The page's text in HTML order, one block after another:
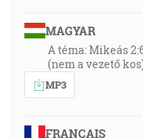
MAGYAR
A téma: Mikeás
(nem a vezető
MP3
FRANÇAIS